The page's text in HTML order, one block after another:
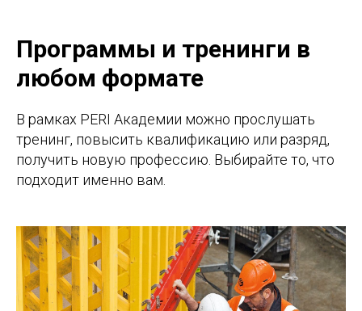
Программы и тренинги в
любом формате
В рамках PERI Академии можно прослушать
тренинг, повысить квалификацию или разряд,
получить новую профессию. Выбирайте то, что
подходит именно вам.